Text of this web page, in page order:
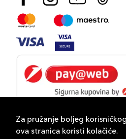
Za pružanje boljeg
ova stranica koristi kolačiće.